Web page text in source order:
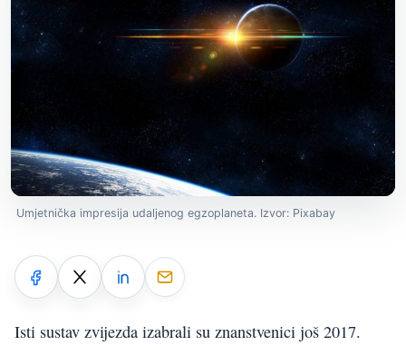
Umjetnička impresija udaljenog egzoplaneta. Izvor: Pixabay
Isti sustav zvijezda izabrali su znanstvenici još 2017.